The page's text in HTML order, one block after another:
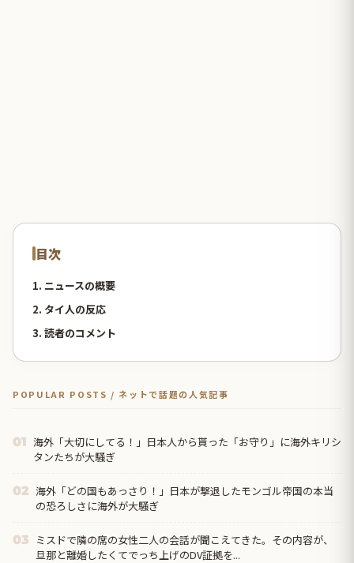
目次
1. ニュースの概要
2. タイ人の反応
3. 読者のコメント
POPULAR POSTS / ネットで話題の人気記事
01 海外「大切にしてる！」日本人から貰った「お守り」に海外キリシ
タンたちが大騒ぎ
02 海外「どの国もあっさり！」日本が撃退したモンゴル帝国の本当
の恐ろしさに海外が大騒ぎ
03
ミスドで隣の席の女性二人の会話が聞こえてきた。その内容が、
旦那と離婚したくてでっち上げのDV証拠を...